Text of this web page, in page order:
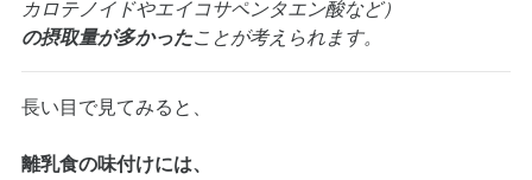
カロテノイドやエイコサペンタエン酸など）
の摂取量が多かったことが考えられます。
長い目で見てみると、
離乳食の味付けには、